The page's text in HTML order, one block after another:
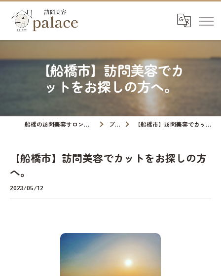
【船橋市】訪問美容でカ
ットをお探しの方へ。
船橋の訪問美容サロンなら訪問美容palace ブログ 【船橋市】訪問美容でカットをお探しの方へ。
【船橋市】訪問美容でカットをお探しの方
へ。
2023/05/12